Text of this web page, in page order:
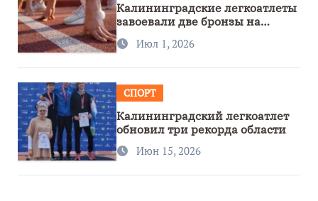
Калининградские легкоатлеты
завоевали две бронзы на
первенстве России
Июл 1, 2026
СПОРТ
Калининградский легкоатлет
обновил три рекорда области
Июн 15, 2026